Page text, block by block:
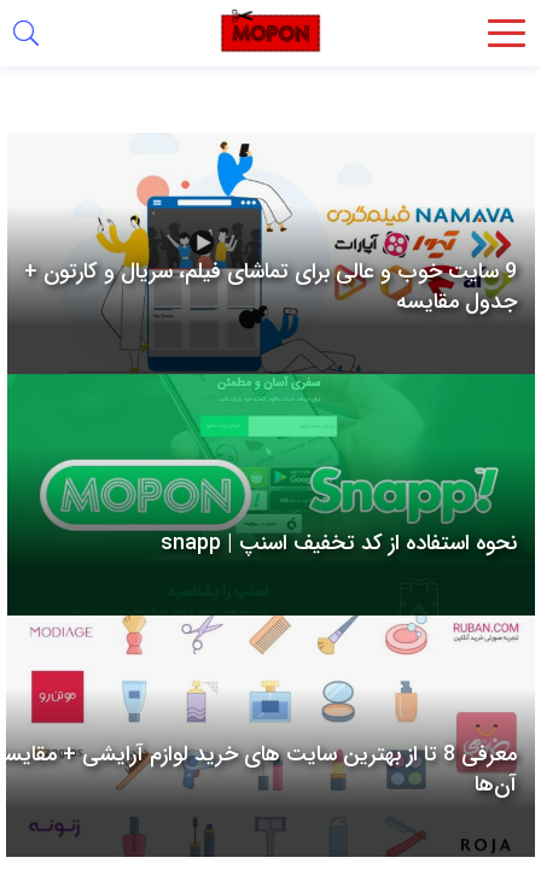
اشتراک
از
روش‌های
زیر
می‌توانید
صفحه
دوستان
خود
به
بگذارید.
لینک
9 سایت خوب و عالی برای تماشای فیلم، سریال و کارتون +
جدول مقایسه
نحوه استفاده از کد تخفیف اسنپ | snapp
معرفی 8 تا از بهترین سایت های خرید لوازم آرایشی +
آن‌ها